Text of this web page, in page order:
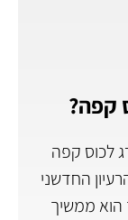
קפה?
לכוס קפה
החדשני
הוא ממשיך